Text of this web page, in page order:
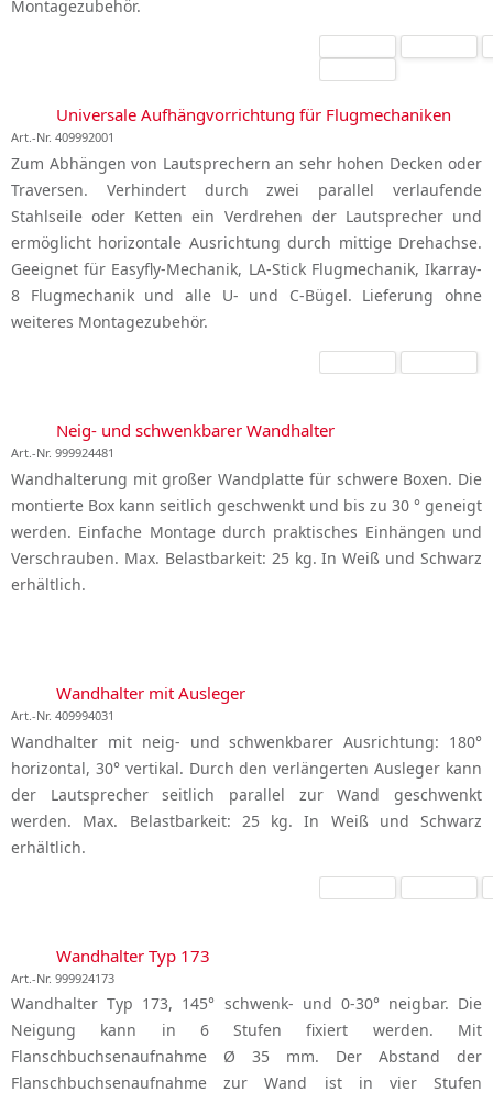
Montagezubehör.
Universale Aufhängvorrichtung für Flugmechaniken
Art.-Nr. 409992001
Zum Abhängen von Lautsprechern an sehr hohen Decken oder
Traversen. Verhindert durch zwei parallel verlaufende
Stahlseile oder Ketten ein Verdrehen der Lautsprecher und
ermöglicht horizontale Ausrichtung durch mittige Drehachse.
Geeignet für Easyfly-Mechanik, LA-Stick Flugmechanik, Ikarray-
8 Flugmechanik und alle U- und C-Bügel. Lieferung ohne
weiteres Montagezubehör.
Neig- und schwenkbarer Wandhalter
Art.-Nr. 999924481
Wandhalterung mit großer Wandplatte für schwere Boxen. Die
montierte Box kann seitlich geschwenkt und bis zu 30 ° geneigt
werden. Einfache Montage durch praktisches Einhängen und
Verschrauben. Max. Belastbarkeit: 25 kg. In Weiß und Schwarz
erhältlich.
Wandhalter mit Ausleger
Art.-Nr. 409994031
Wandhalter mit neig- und schwenkbarer Ausrichtung: 180°
horizontal, 30° vertikal. Durch den verlängerten Ausleger kann
der Lautsprecher seitlich parallel zur Wand geschwenkt
werden. Max. Belastbarkeit: 25 kg. In Weiß und Schwarz
erhältlich.
Wandhalter Typ 173
Art.-Nr. 999924173
Wandhalter Typ 173, 145° schwenk- und 0-30° neigbar. Die
Neigung kann in 6 Stufen fixiert werden. Mit
Flanschbuchsenaufnahme Ø 35 mm. Der Abstand der
Flanschbuchsenaufnahme zur Wand ist in vier Stufen